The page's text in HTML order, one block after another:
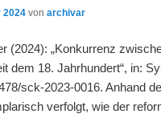
2024 vonarchivar
(2024): „Konkurrenz
dem 18. Jahrhundert“, in:
sck-2023-0016. Anhand
verfolgt, wie der